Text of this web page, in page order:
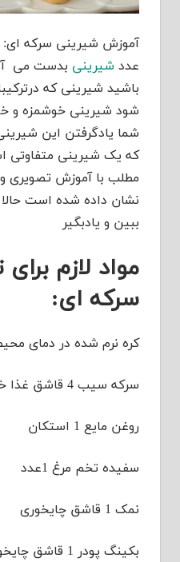
آموزش شیرینی سرکه ای:
عدد شیرینی بدست می
باشید شیرینی که
شود شیرینی خوشمزه و
شما یادگرفتن این
که یک شیرینی متفاوتی
مطلب با آموزش تصویری
نشان داده شده است حالا
ببین و یادبگیر
مواد لازم
سرکه ای:
کره نرم شده در دمای محیط 125
سرکه سیب 4 قاشق غذا خوری
روغن مایع 1 استکان
سفیده تخم مرغ 1عدد
نمک 1 قاشق چایخوری
بکینگ پودر 1 قاشق چایخوری سرپر